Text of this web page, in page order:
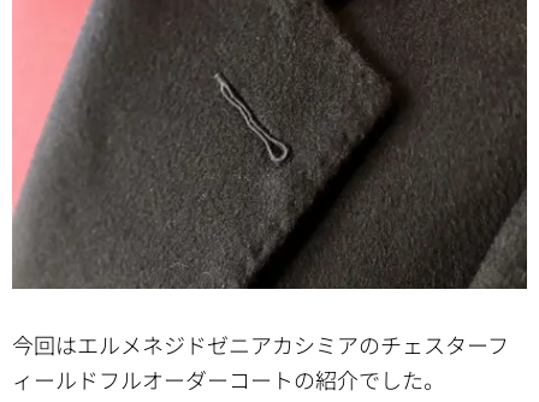
今回はエルメネジドゼニアカシミアのチェスターフ
ィールドフルオーダーコートの紹介でした。